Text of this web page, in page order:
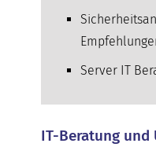
Server IT
IT-Beratung